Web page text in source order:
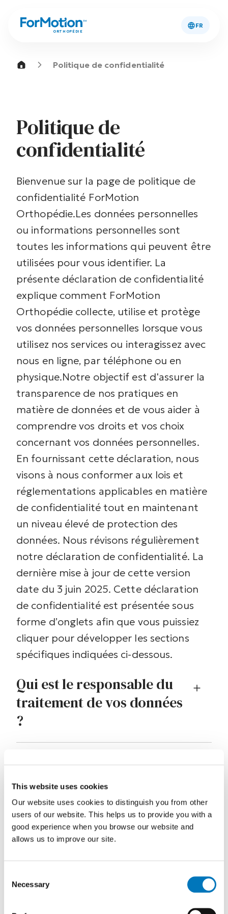
This website uses cookies
Our website uses cookies to distinguish you from other
users of our website. This helps us to provide you with a
good experience when you browse our website and
allows us to improve our site.
Selection
Necessary
ORTHOPÉDIE
FR
Politique de confidentialité
Politique de
confidentialité
Bienvenue sur la page de politique de
confidentialité ForMotion
Orthopédie.Les données personnelles
ou informations personnelles sont
toutes les informations qui peuvent être
utilisées pour vous identifier. La
présente déclaration de confidentialité
explique comment ForMotion
Orthopédie collecte, utilise et protège
vos données personnelles lorsque vous
utilisez nos services ou interagissez avec
nous en ligne, par téléphone ou en
physique.Notre objectif est d'assurer la
transparence de nos pratiques en
matière de données et de vous aider à
comprendre vos droits et vos choix
concernant vos données personnelles.
En fournissant cette déclaration, nous
visons à nous conformer aux lois et
réglementations applicables en matière
de confidentialité tout en maintenant
un niveau élevé de protection des
données. Nous révisons régulièrement
notre déclaration de confidentialité. La
dernière mise à jour de cette version
date du 3 juin 2025. Cette déclaration
de confidentialité est présentée sous
forme d’onglets afin que vous puissiez
cliquer pour développer les sections
spécifiques indiquées ci-dessous.
Qui est le responsable du
traitement de vos données
?
Quels types de données
personnelles sont
collectées ?
Que se passe-t-il si vous
décidez de ne pas nous
fournir vos données